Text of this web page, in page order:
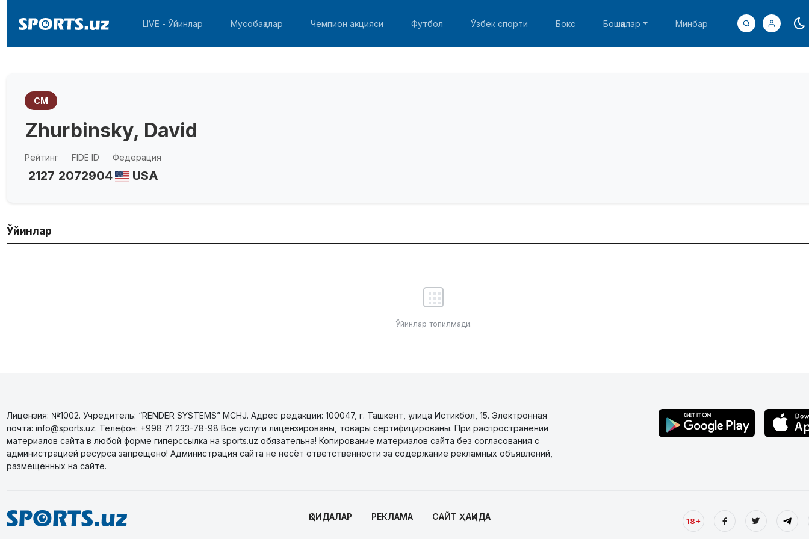
LIVE - Ўйинлар Мусобақалар Чемпион акцияси Футбол Ўзбек спорти Бокс Бошқалар Минбар
CM
Zhurbinsky, David
Рейтинг
2127
FIDE ID
2072904
Федерация
USA
Ўйинлар
Ўйинлар топилмади.
Лицензия: №1002. Учредитель: “RENDER SYSTEMS” MCHJ. Адрес редакции: 100047, г. Ташкент, улица Истикбол, 15. Электронная
почта: info@sports.uz. Телефон: +998 71 233-78-98 Все услуги лицензированы, товары сертифицированы. При распространении
материалов сайта в любой форме гиперссылка на sports.uz обязательна! Копирование материалов сайта без согласования с
администрацией ресурса запрещено! Администрация сайта не несёт ответственности за содержание рекламных объявлений,
размещенных на сайте.
ҚОИДАЛАР РЕКЛАМА САЙТ ҲАҚИДА 18+